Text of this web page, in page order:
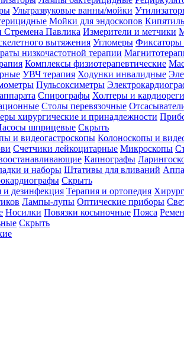
Ультразвуковые ванны/мойки
Мойки для эндоскопов
Стремена Павлика Измерители и метчики
вытяжения Угломеры Фиксаторы
низкочастотной терапии
Комплексы физиотерапевтические
УВЧ терапия Ходунки инвалидные
Пульсоксиметры
Спирографы Холтеры и
Столы перевязочные
хирургические и принадлежности
шприцевые Скрыть
и видеогастроскопы Колоноскопы и
Счетчики лейкоцитарные Микроскопы
Капнографы
и наборы Штативы для вливаний
Скрыть
и дезинфекция Терапия и ортопедия
Лампы-лупы Оптические приборы
Носилки Повязки косыночные Пояса
Скрыть